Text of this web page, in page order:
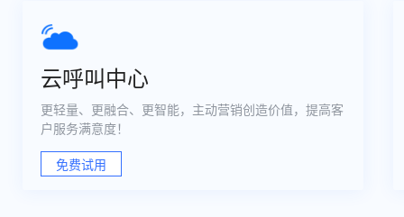
云呼叫中心
更轻量、更融合、更智能，主动营销创造价值，提高客
户服务满意度！
免费试用